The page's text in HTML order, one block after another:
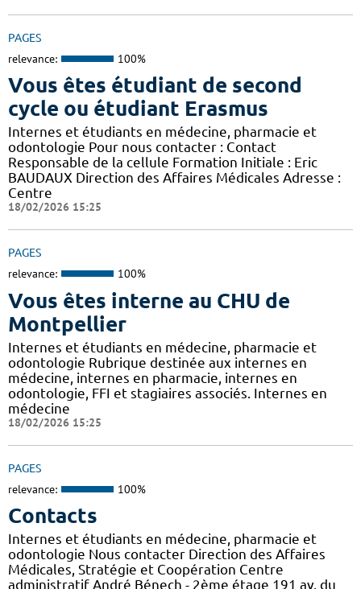
PAGES
relevance: 100%
Vous êtes étudiant de second
cycle ou étudiant Erasmus
Internes et étudiants en médecine, pharmacie et
odontologie Pour nous contacter : Contact
Responsable de la cellule Formation Initiale : Eric
BAUDAUX Direction des Affaires Médicales Adresse :
Centre
18/02/2026 15:25
PAGES
relevance: 100%
Vous êtes interne au CHU de
Montpellier
Internes et étudiants en médecine, pharmacie et
odontologie Rubrique destinée aux internes en
médecine, internes en pharmacie, internes en
odontologie, FFI et stagiaires associés. Internes en
médecine
18/02/2026 15:25
PAGES
relevance: 100%
Contacts
Internes et étudiants en médecine, pharmacie et
odontologie Nous contacter Direction des Affaires
Médicales, Stratégie et Coopération Centre
administratif André Bénech - 2ème étage 191 av. du